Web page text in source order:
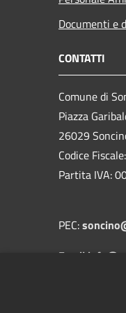
Documenti e
CONTATTI
Comune di
Piazza
26029
Codice
Partita IVA:
PEC: